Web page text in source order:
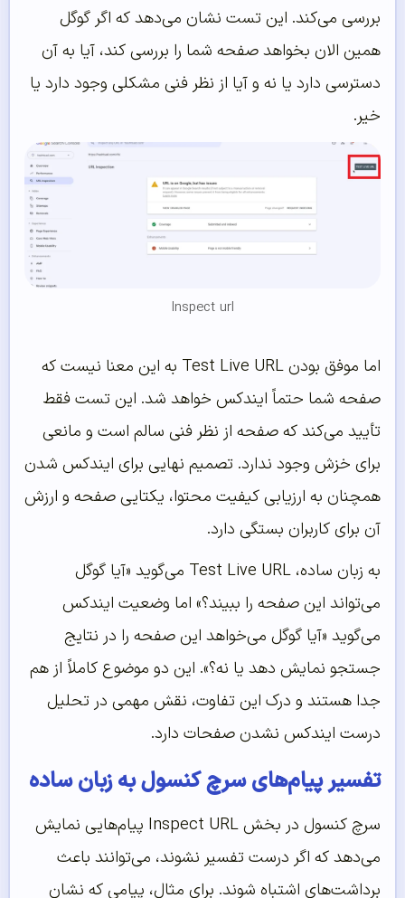
بررسی می‌کند. این تست نشان می‌دهد که اگر گوگل
همین الان بخواهد صفحه شما را بررسی کند، آیا به آن
دسترسی دارد یا نه و آیا از نظر فنی مشکلی وجود دارد یا
خیر.
Inspect url
اما موفق بودن Test Live URL به این معنا نیست که
صفحه شما حتماً ایندکس خواهد شد. این تست فقط
تأیید می‌کند که صفحه از نظر فنی سالم است و مانعی
برای خزش وجود ندارد. تصمیم نهایی برای ایندکس شدن
همچنان به ارزیابی کیفیت محتوا، یکتایی صفحه و ارزش
آن برای کاربران بستگی دارد.
به زبان ساده، Test Live URL می‌گوید «آیا گوگل
می‌تواند این صفحه را ببیند؟» اما وضعیت ایندکس
می‌گوید «آیا گوگل می‌خواهد این صفحه را در نتایج
جستجو نمایش دهد یا نه؟». این دو موضوع کاملاً از هم
جدا هستند و درک این تفاوت، نقش مهمی در تحلیل
درست ایندکس نشدن صفحات دارد.
تفسیر پیام‌های سرچ کنسول به زبان ساده
سرچ کنسول در بخش Inspect URL پیام‌هایی نمایش
می‌دهد که اگر درست تفسیر نشوند، می‌توانند باعث
برداشت‌های اشتباه شوند. برای مثال، پیامی که نشان